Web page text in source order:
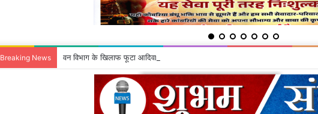
Breaking News वन विभाग के खिलाफ फूटा आदिवासियों का गुस्सा, घेरा कार्यालय